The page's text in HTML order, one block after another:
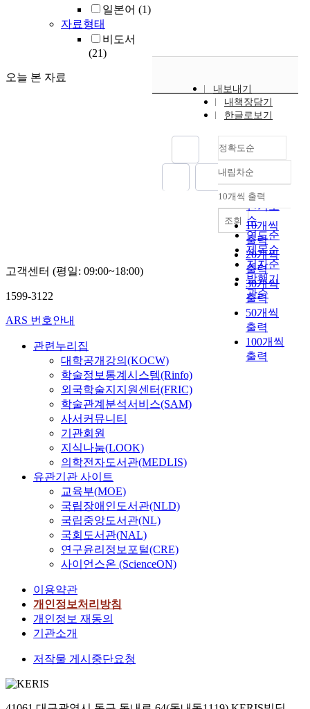
일본어 (1)
자료형태
비도서
(21)
오늘 본 자료
내보내기
내책장담기
한글로보기
정확도순
정확도
순
인기도
순
연도순
제목순
저자순
발행기
관순
내림차순
내림차순
10개씩 출력
10개씩
출력
20개씩
출력
30개씩
출력
50개씩
출력
100개씩
출력
조회
고객센터 (평일: 09:00~18:00)
1599-3122
ARS 번호안내
관련누리집
대학공개강의(KOCW)
학술정보통계시스템(Rinfo)
외국학술지지원센터(FRIC)
학술관계분석서비스(SAM)
사서커뮤니티
기관회원
지식나눔(LOOK)
의학전자도서관(MEDLIS)
유관기관 사이트
교육부(MOE)
국립장애인도서관(NLD)
국립중앙도서관(NL)
국회도서관(NAL)
연구윤리정보포털(CRE)
사이언스온 (ScienceON)
이용약관
개인정보처리방침
개인정보 재동의
기관소개
저작물 게시중단요청